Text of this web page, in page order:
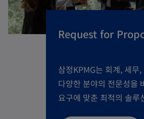
Request for
삼정KPMG는 회계, 세무
다양한 분야의 전문성을
요구에 맞춘 최적의 솔루